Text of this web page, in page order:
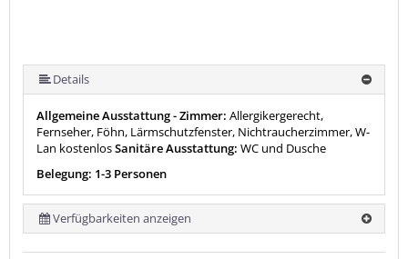
Details
Allgemeine Ausstattung - Zimmer: Allergikergerecht,
Fernseher, Föhn, Lärmschutzfenster, Nichtraucherzimmer, W-
Lan kostenlosSanitäre Ausstattung: WC und Dusche
Belegung: 1-3 Personen
Verfügbarkeiten anzeigen